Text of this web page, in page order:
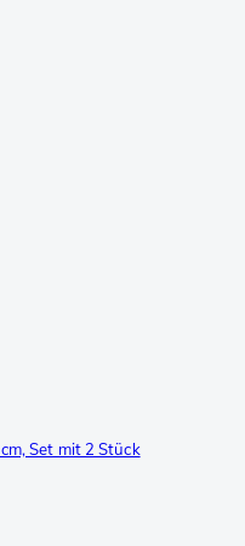
Set mit 2 Stück